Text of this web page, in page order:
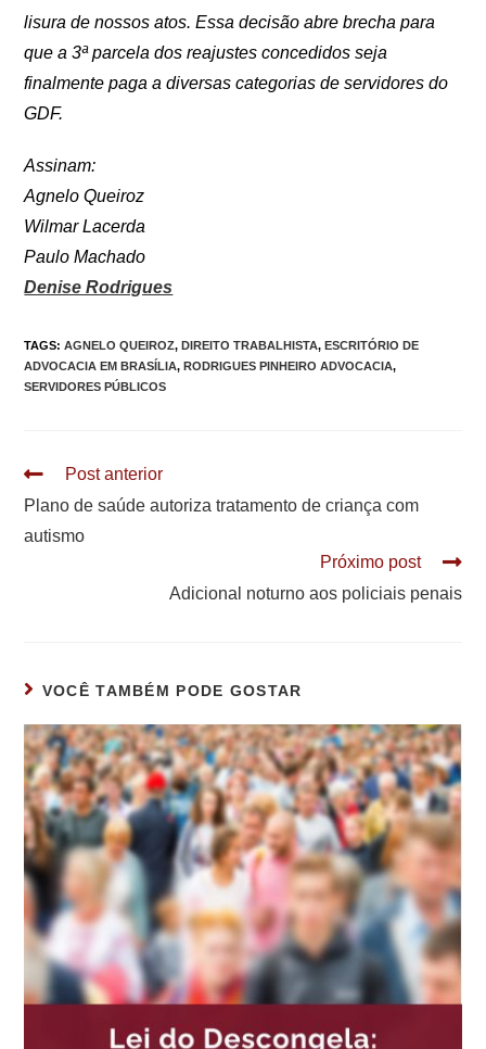
lisura de nossos atos. Essa decisão abre brecha para
que a 3ª parcela dos reajustes concedidos seja
finalmente paga a diversas categorias de servidores do
GDF.
Assinam:
Agnelo Queiroz
Wilmar Lacerda
Paulo Machado
Denise Rodrigues
TAGS:AGNELO QUEIROZ, DIREITO TRABALHISTA, ESCRITÓRIO DE
ADVOCACIA EM BRASÍLIA, RODRIGUES PINHEIRO ADVOCACIA,
SERVIDORES PÚBLICOS
Leia
artigos
Post anterior
Plano de saúde autoriza tratamento de criança com
autismo
Próximo post
Adicional noturno aos policiais penais
VOCÊ TAMBÉM PODE GOSTAR